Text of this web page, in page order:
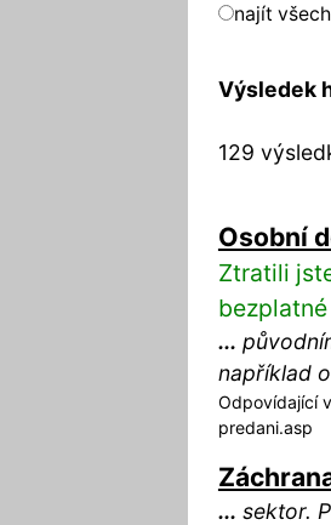
najít
Výsledek
129
Osobní
Ztratili
...
například
Odpovídající
predani.asp
... sektor.